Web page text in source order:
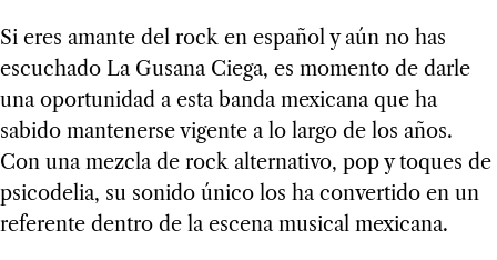
Si eres amante del rock en español y aún no has
escuchado La Gusana Ciega, es momento de darle
una oportunidad a esta banda mexicana que ha
sabido mantenerse vigente a lo largo de los años.
Con una mezcla de rock alternativo, pop y toques de
psicodelia, su sonido único los ha convertido en un
referente dentro de la escena musical mexicana.